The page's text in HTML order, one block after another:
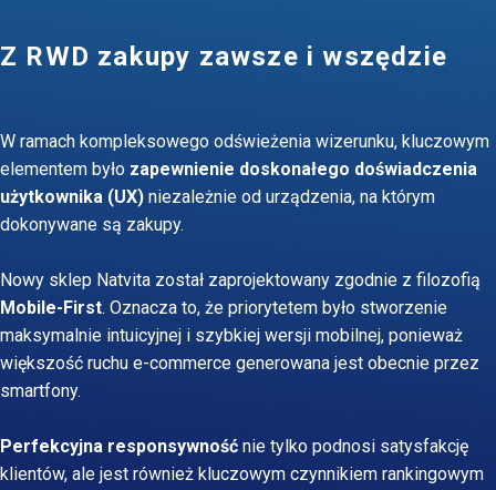
Z RWD zakupy zawsze i wszędzie
W ramach kompleksowego odświeżenia wizerunku, kluczowym
elementem było zapewnienie doskonałego doświadczenia
użytkownika (UX) niezależnie od urządzenia, na którym
dokonywane są zakupy.
Nowy sklep Natvita został zaprojektowany zgodnie z filozofią
Mobile-First. Oznacza to, że priorytetem było stworzenie
maksymalnie intuicyjnej i szybkiej wersji mobilnej, ponieważ
większość ruchu e-commerce generowana jest obecnie przez
smartfony.
Perfekcyjna responsywność nie tylko podnosi satysfakcję
klientów, ale jest również kluczowym czynnikiem rankingowym